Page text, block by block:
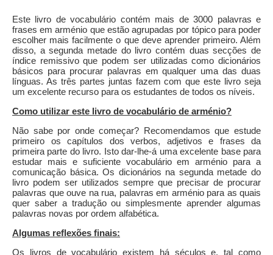
Este livro de vocabulário contém mais de 3000 palavras e
frases em arménio que estão agrupadas por tópico para poder
escolher mais facilmente o que deve aprender primeiro. Além
disso, a segunda metade do livro contém duas secções de
índice remissivo que podem ser utilizadas como dicionários
básicos para procurar palavras em qualquer uma das duas
línguas. As três partes juntas fazem com que este livro seja
um excelente recurso para os estudantes de todos os níveis.
Como utilizar este livro de vocabulário de arménio?
Não sabe por onde começar? Recomendamos que estude
primeiro os capítulos dos verbos, adjetivos e frases da
primeira parte do livro. Isto dar-lhe-á uma excelente base para
estudar mais e suficiente vocabulário em arménio para a
comunicação básica. Os dicionários na segunda metade do
livro podem ser utilizados sempre que precisar de procurar
palavras que ouve na rua, palavras em arménio para as quais
quer saber a tradução ou simplesmente aprender algumas
palavras novas por ordem alfabética.
Algumas reflexões finais:
Os livros de vocabulário existem há séculos e, tal como